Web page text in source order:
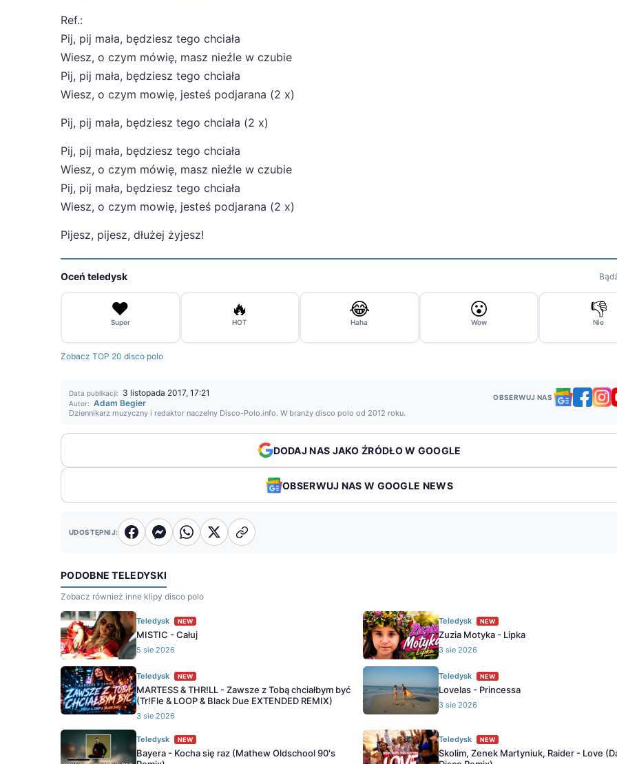
Ref.:
Pij, pij mała, będziesz tego chciała
Wiesz, o czym mówię, masz nieźle w czubie
Pij, pij mała, będziesz tego chciała
Wiesz, o czym mowię, jesteś podjarana (2 x)
Pij, pij mała, będziesz tego chciała (2 x)
Pij, pij mała, będziesz tego chciała
Wiesz, o czym mówię, masz nieźle w czubie
Pij, pij mała, będziesz tego chciała
Wiesz, o czym mowię, jesteś podjarana (2 x)
Pijesz, pijesz, dłużej żyjesz!
Oceń teledysk
❤️
Super
🔥
HOT
😂
Haha
😮
Wow
👎
Nie
Zobacz TOP 20 disco polo
Data publikacji: 3 listopada 2017, 17:21
Autor: Adam Begier
Dziennikarz muzyczny i redaktor naczelny Disco-Polo.info. W branży disco polo od 2012 roku.
OBSERWUJ NAS
DODAJ NAS JAKO ŹRÓDŁO W GOOGLE
OBSERWUJ NAS W GOOGLE NEWS
UDOSTĘPNIJ:
PODOBNE TELEDYSKI
Zobacz również inne klipy disco polo
Teledysk NEW
MISTIC - Całuj
5 sie 2026
Teledysk NEW
Zuzia Motyka - Lipka
3 sie 2026
Teledysk NEW
MARTESS & THR!LL - Zawsze z Tobą chciałbym być
(Tr!Fle & LOOP & Black Due EXTENDED REMIX)
3 sie 2026
Teledysk NEW
Lovelas - Princessa
3 sie 2026
Teledysk NEW
Bayera - Kocha się raz (Mathew Oldschool 90's
Teledysk NEW
Skolim, Zenek Martyniuk, Raider - Love